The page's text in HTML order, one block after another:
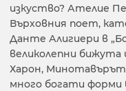
изкуство? Ателие
Върховния поет,
Данте Алигиери в
великолепни
Харон,
много богати